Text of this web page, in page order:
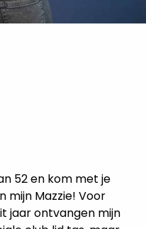
52 en kom met je
mijn Mazzie! Voor
jaar ontvangen mijn